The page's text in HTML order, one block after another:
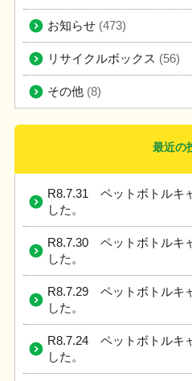
お知らせ (473)
リサイクルボックス (56)
その他 (8)
最近の
R8.7.31 ペットボトルキ
した。
R8.7.30 ペットボトルキ
した。
R8.7.29 ペットボトルキ
した。
R8.7.24 ペットボトルキ
した。